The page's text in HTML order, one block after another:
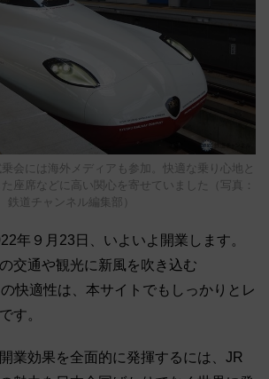
会には海外メディアも参加。快適な乗り心地と
座席などに高い関心を寄せていました（写真：
鉄道チャンネル編集部）
年９月23日、いよいよ開業します。
交通や観光に新風を吹き込む
快適性は、本サイトでもしっかりとレ
す。
業効果を全面的に発揮するには、JR